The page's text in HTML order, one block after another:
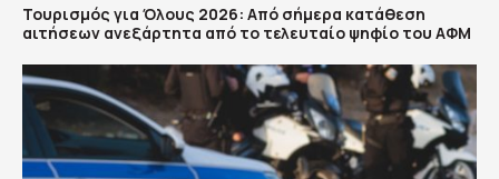
Τουρισμός για Όλους 2026: Από σήμερα κατάθεση
αιτήσεων ανεξάρτητα από το τελευταίο ψηφίο του ΑΦΜ